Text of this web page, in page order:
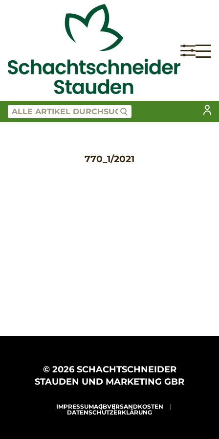
770_1/2021
© 2026 SCHACHTSCHNEIDER
STAUDEN UND MARKETING GBR
IMPRESSUMAGBVERSANDKOSTEN
DATENSCHUTZERKLÄRUNG